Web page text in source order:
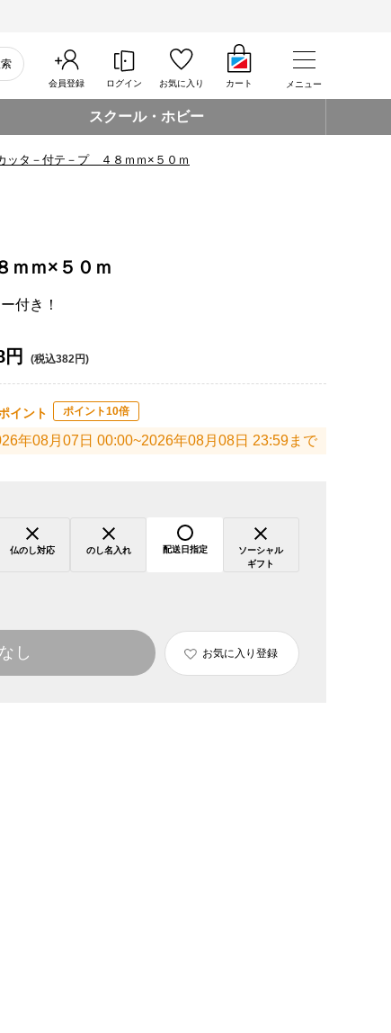
会員登録 ログイン お気に入り カート メニュー
スクール・ホビー
ッタ－付テ－プ ４８ｍｍ×５０ｍ
ｍｍ×５０ｍ
付き！
円 (税込382円)
イント ポイント10倍
年08月07日 00:00~2026年08月08日 23:59まで
仏のし対応 のし名入れ 配送日指定
ソーシャル
ギフト
し お気に入り登録